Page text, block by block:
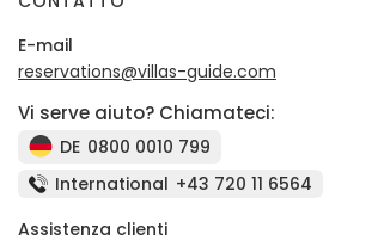
E-mail
reservations@villas-guide.com
Vi serve aiuto? Chiamateci:
DE 0800 0010 799
International +43 720 11 6564
Assistenza clienti